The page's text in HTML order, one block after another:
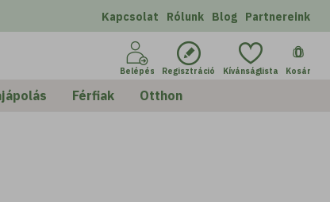
Kapcsolat Rólunk Blog Partnereink
Belépés Regisztráció Kívánságlista
0
Kosár
Férfiak Otthon